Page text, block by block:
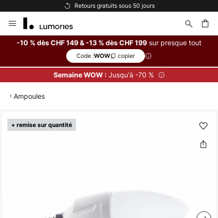
Retours gratuits sous 50 jours
Allez
au
contenu
-10 % dès CHF 149 & -13 % dès CHF 199 sur presque tout
Code :WOW copier
Semaine WOW :Jusqu'à -70 %
Ampoules
+ remise sur quantité
Skip
to